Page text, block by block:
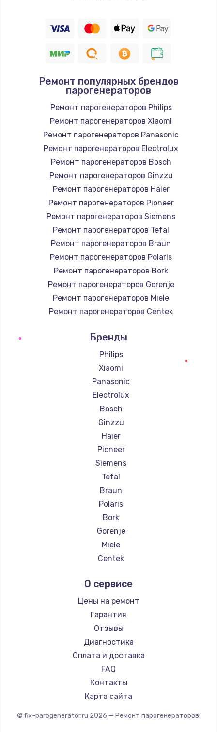
Ремонт популярных брендов
парогенераторов
Ремонт парогенераторов Philips
Ремонт парогенераторов Xiaomi
Ремонт парогенераторов Panasonic
Ремонт парогенераторов Electrolux
Ремонт парогенераторов Bosch
Ремонт парогенераторов Ginzzu
Ремонт парогенераторов Haier
Ремонт парогенераторов Pioneer
Ремонт парогенераторов Siemens
Ремонт парогенераторов Tefal
Ремонт парогенераторов Braun
Ремонт парогенераторов Polaris
Ремонт парогенераторов Bork
Ремонт парогенераторов Gorenje
Ремонт парогенераторов Miele
Ремонт парогенераторов Centek
Ремонт парогенераторов Hotpoint Ariston
Ремонт парогенераторов DELTA
Ремонт парогенераторов Silter
Ремонт парогенераторов Chayka
Ремонт парогенераторов Beko
Ремонт парогенераторов Vivitek
Ремонт парогенераторов RED solution
Бренды
Philips
Xiaomi
Panasonic
Electrolux
Bosch
Ginzzu
Haier
Pioneer
Siemens
Tefal
Braun
Polaris
Bork
Gorenje
Miele
Centek
Hotpoint Ariston
DELTA
Silter
Chayka
Beko
Vivitek
RED solution
О сервисе
Цены на ремонт
Гарантия
Отзывы
Диагностика
Оплата и доставка
FAQ
Контакты
Карта сайта
© fix-parogenerator.ru 2026 — Ремонт парогенераторов.